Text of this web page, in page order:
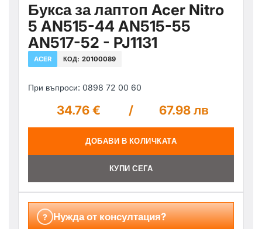
Букса за лаптоп Acer Nitro
5 AN515-44 AN515-55
AN517-52 - PJ1131
ACER КОД: 20100089
При въпроси: 0898 72 00 60
34.76 € / 67.98 лв
ДОБАВИ В КОЛИЧКАТА
КУПИ СЕГА
? Нужда от консултация?